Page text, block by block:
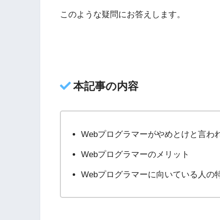
このような疑問にお答えします。
本記事の内容
Webプログラマーがやめとけと言わ
Webプログラマーのメリット
Webプログラマーに向いている人の